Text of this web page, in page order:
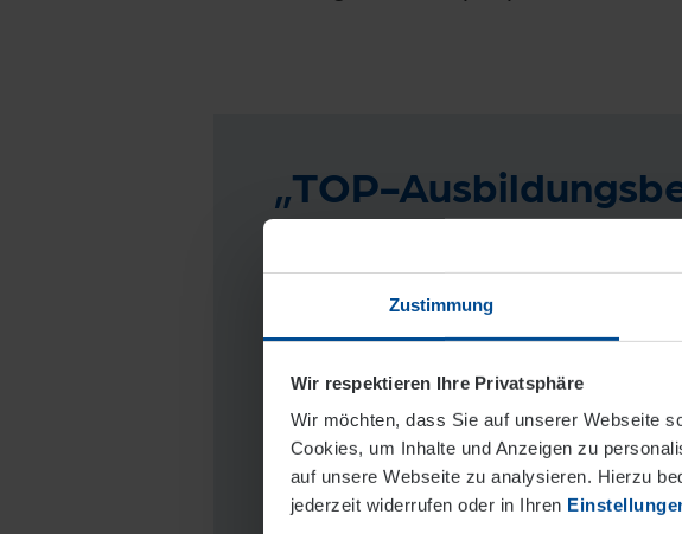
Zustimmung
Wir respektieren Ihre Privatsphäre
Wir möchten, dass Sie auf unserer Webseite
Cookies, um Inhalte und Anzeigen zu
auf unsere Webseite zu analysieren. Hierzu
jederzeit widerrufen oder in Ihren
„TOP-
Es
junger